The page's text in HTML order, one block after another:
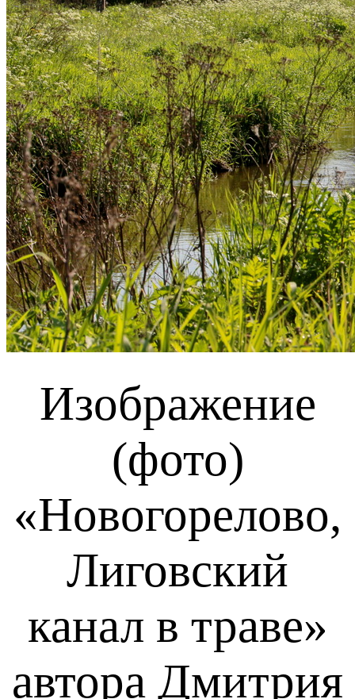
Изображение
(фото)
«Новогорелово,
Лиговский
канал в траве»
автора Дмитрия